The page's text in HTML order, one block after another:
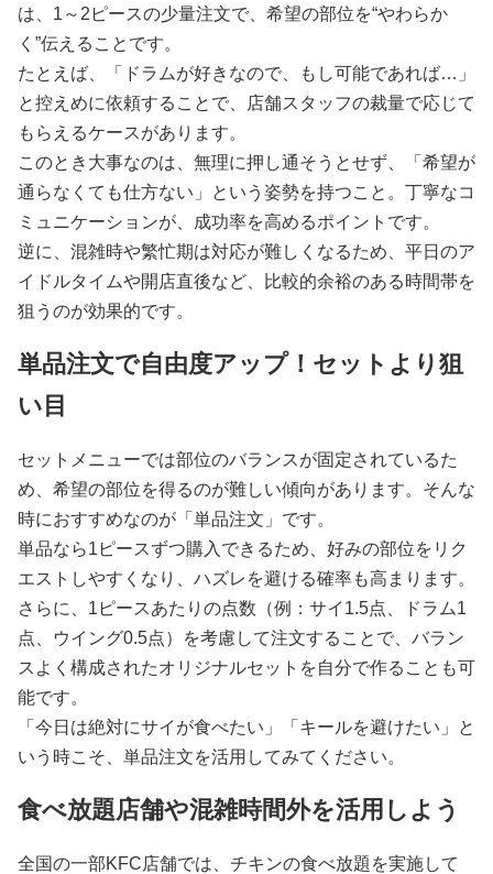
は、1～2ピースの少量注文で、希望の部位を“やわらか
く”伝えることです。
たとえば、「ドラムが好きなので、もし可能であれば…」
と控えめに依頼することで、店舗スタッフの裁量で応じて
もらえるケースがあります。
このとき大事なのは、無理に押し通そうとせず、「希望が
通らなくても仕方ない」という姿勢を持つこと。丁寧なコ
ミュニケーションが、成功率を高めるポイントです。
逆に、混雑時や繁忙期は対応が難しくなるため、平日のア
イドルタイムや開店直後など、比較的余裕のある時間帯を
狙うのが効果的です。
単品注文で自由度アップ！セットより狙
い目
セットメニューでは部位のバランスが固定されているた
め、希望の部位を得るのが難しい傾向があります。そんな
時におすすめなのが「単品注文」です。
単品なら1ピースずつ購入できるため、好みの部位をリク
エストしやすくなり、ハズレを避ける確率も高まります。
さらに、1ピースあたりの点数（例：サイ1.5点、ドラム1
点、ウイング0.5点）を考慮して注文することで、バラン
スよく構成されたオリジナルセットを自分で作ることも可
能です。
「今日は絶対にサイが食べたい」「キールを避けたい」と
いう時こそ、単品注文を活用してみてください。
食べ放題店舗や混雑時間外を活用しよう
全国の一部KFC店舗では、チキンの食べ放題を実施して